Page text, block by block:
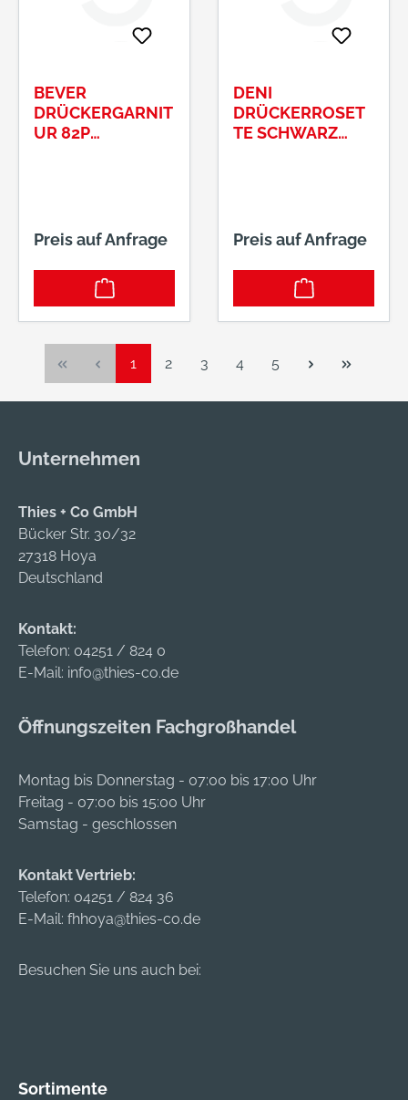
BEVER
DRÜCKERGARNIT
UR 82P
Preis auf Anfrage
DENI
DRÜCKERROSET
TE SCHWARZ
Preis auf Anfrage
Seite
1 Seite
2 Seite
3 Seite
4 Seite
5
Unternehmen
Thies + Co GmbH
Bücker Str. 30/32
27318 Hoya
Deutschland
Kontakt:
Telefon: 04251 / 824 0
E-Mail: info@thies-co.de
Öffnungszeiten Fachgroßhandel
Montag bis Donnerstag - 07:00 bis 17:00 Uhr
Freitag - 07:00 bis 15:00 Uhr
Samstag - geschlossen
Kontakt Vertrieb:
Telefon: 04251 / 824 36
E-Mail: fhhoya@thies-co.de
Besuchen Sie uns auch bei:
Sortimente